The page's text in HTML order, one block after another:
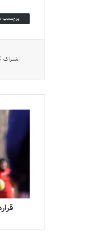
برچسب
اشتراک